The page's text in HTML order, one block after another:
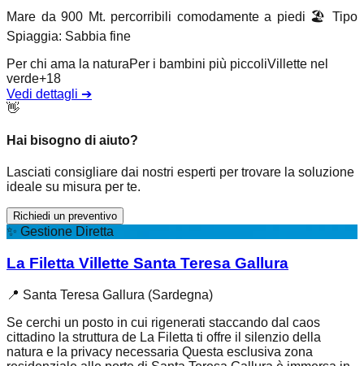
Mare da 900 Mt. percorribili comodamente a piedi 🏖️ Tipo
Spiaggia: Sabbia fine
Per chi ama la naturaPer i bambini più piccoliVillette nel
verde+18
Vedi dettagli ➔
👋
Hai bisogno di aiuto?
Lasciati consigliare dai nostri esperti per trovare la soluzione
ideale su misura per te.
Richiedi un preventivo
✨ Gestione Diretta
La Filetta Villette Santa Teresa Gallura
📍 Santa Teresa Gallura (Sardegna)
Se cerchi un posto in cui rigenerati staccando dal caos
cittadino la struttura de La Filetta ti offre il silenzio della
natura e la privacy necessaria Questa esclusiva zona